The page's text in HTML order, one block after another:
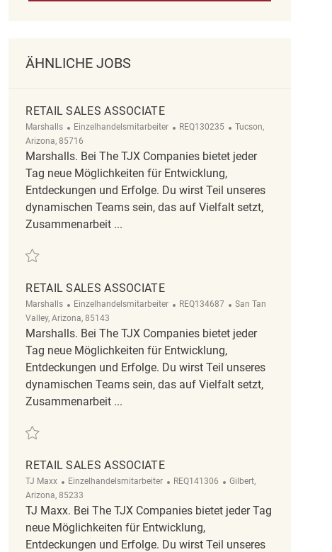
ÄHNLICHE JOBS
RETAIL SALES ASSOCIATE
Marshalls Kategorie
Einzelhandelsmitarbeiter ReqId
REQ130235 Ort
Tucson,
Arizona, 85716
Marshalls. Bei The TJX Companies bietet jeder
Tag neue Möglichkeiten für Entwicklung,
Entdeckungen und Erfolge. Du wirst Teil unseres
dynamischen Teams sein, das auf Vielfalt setzt,
Zusammenarbeit ...
Retten Retail Sales Associate REQ130235
RETAIL SALES ASSOCIATE
Marshalls Kategorie
Einzelhandelsmitarbeiter ReqId
REQ134687 Ort
San Tan
Valley, Arizona, 85143
Marshalls. Bei The TJX Companies bietet jeder
Tag neue Möglichkeiten für Entwicklung,
Entdeckungen und Erfolge. Du wirst Teil unseres
dynamischen Teams sein, das auf Vielfalt setzt,
Zusammenarbeit ...
RETAIL SALES ASSOCIATE
TJ Maxx Kategorie
Einzelhandelsmitarbeiter ReqId
REQ141306 Ort
Gilbert,
Arizona, 85233
TJ Maxx. Bei The TJX Companies bietet jeder Tag
neue Möglichkeiten für Entwicklung,
Entdeckungen und Erfolge. Du wirst Teil unseres